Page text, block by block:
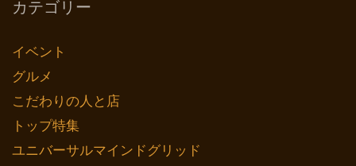
カテゴリー
イベント
グルメ
こだわりの人と店
トップ特集
ユニバーサルマインドグリッド